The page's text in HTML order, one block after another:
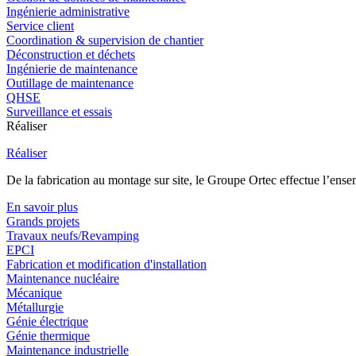
Ingénierie administrative
Service client
Coordination & supervision de chantier
Déconstruction et déchets
Ingénierie de maintenance
Outillage de maintenance
QHSE
Surveillance et essais
Réaliser
Réaliser
De la fabrication au montage sur site, le Groupe Ortec effectue
En savoir plus
Grands projets
Travaux neufs/Revamping
EPCI
Fabrication et modification d'installation
Maintenance nucléaire
Mécanique
Métallurgie
Génie électrique
Génie thermique
Maintenance industrielle